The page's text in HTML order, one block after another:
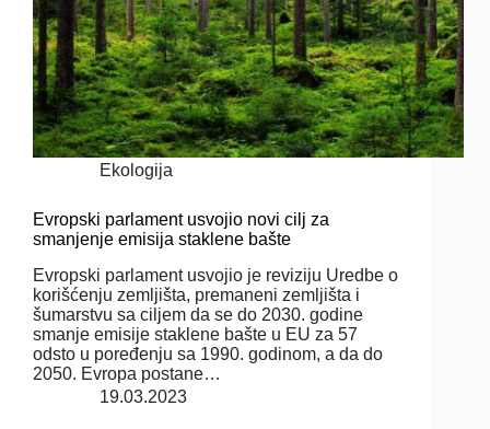
Ekologija
Evropski parlament usvojio novi cilj za
smanjenje emisija staklene bašte
Evropski parlament usvojio je reviziju Uredbe o
korišćenju zemljišta, premaneni zemljišta i
šumarstvu sa ciljem da se do 2030. godine
smanje emisije staklene bašte u EU za 57
odsto u poređenju sa 1990. godinom, a da do
2050. Evropa postane…
19.03.2023